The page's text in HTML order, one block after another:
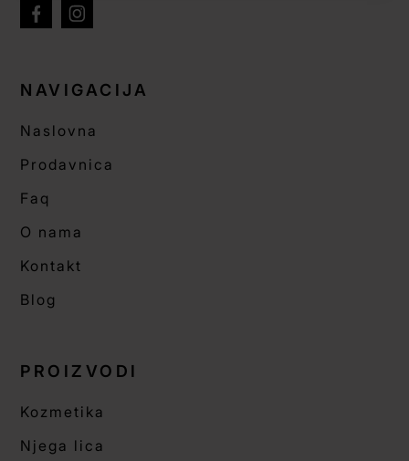
NAVIGACIJA
Naslovna
Prodavnica
Faq
O nama
Kontakt
Blog
PROIZVODI
Kozmetika
Njega lica